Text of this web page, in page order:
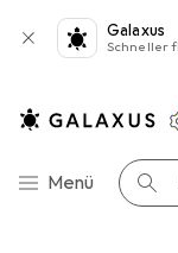
Galaxus
Schneller
Navigation nach
Menü Suche